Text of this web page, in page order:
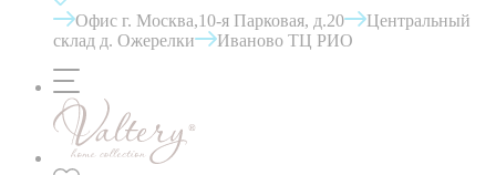
Офис г. Москва,10-я Парковая, д.20
Центральный
склад д. Ожерелки
Иваново ТЦ РИО